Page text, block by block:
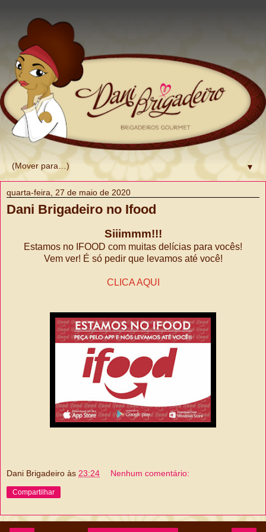
▼
quarta-feira, 27 de maio de 2020
Dani Brigadeiro no Ifood
Siiimmm!!!
Estamos no IFOOD com muitas delícias para vocês!
Vem ver! É só pedir que levamos até você!
CLICA AQUI
Dani Brigadeiro às 23:24 Nenhum comentário:
Compartilhar